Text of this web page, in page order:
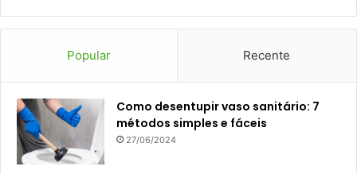
Popular Recente
Como desentupir vaso sanitário: 7
métodos simples e fáceis
27/06/2024